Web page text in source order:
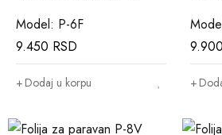
Model: P-6F
9.450 RSD
Dodaj u korpu
9.900